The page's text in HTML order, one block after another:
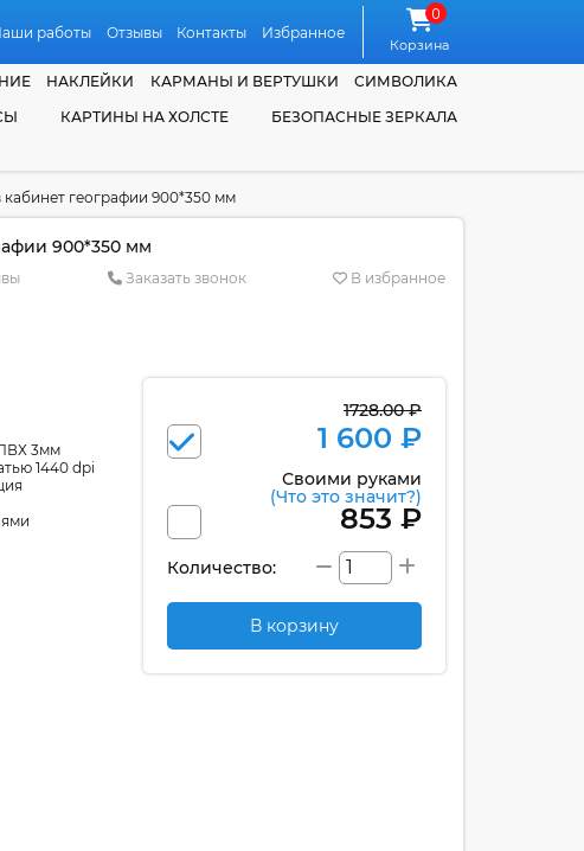
работы Отзывы Контакты Избранное
0
Корзина
НАКЛЕЙКИ КАРМАНЫ И ВЕРТУШКИ
СИМВОЛИКА
КАРТИНЫ НА ХОЛСТЕ
БЕЗОПАСНЫЕ ЗЕРКАЛА
географии 900*350 мм
900*350 мм
Заказать звонок В избранное
3мм
1440 dpi
1728.00 ₽
1 600 ₽
Своими руками
(Что это значит?)
853 ₽
Количество:
В корзину